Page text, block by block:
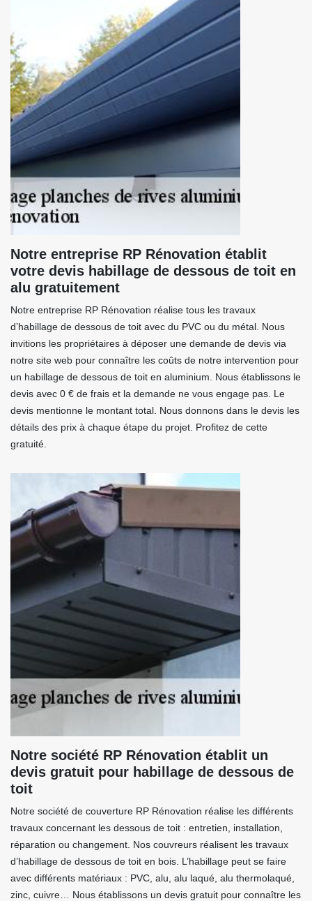
Notre entreprise RP Rénovation établit
votre devis habillage de dessous de toit en
alu gratuitement
Notre entreprise RP Rénovation réalise tous les travaux
d’habillage de dessous de toit avec du PVC ou du métal. Nous
invitions les propriétaires à déposer une demande de devis via
notre site web pour connaître les coûts de notre intervention pour
un habillage de dessous de toit en aluminium. Nous établissons le
devis avec 0 € de frais et la demande ne vous engage pas. Le
devis mentionne le montant total. Nous donnons dans le devis les
détails des prix à chaque étape du projet. Profitez de cette
gratuité.
Notre société RP Rénovation établit un
devis gratuit pour habillage de dessous de
toit
Notre société de couverture RP Rénovation réalise les différents
travaux concernant les dessous de toit : entretien, installation,
réparation ou changement. Nos couvreurs réalisent les travaux
d’habillage de dessous de toit en bois. L’habillage peut se faire
avec différents matériaux : PVC, alu, alu laqué, alu thermolaqué,
zinc, cuivre… Nous établissons un devis gratuit pour connaître les